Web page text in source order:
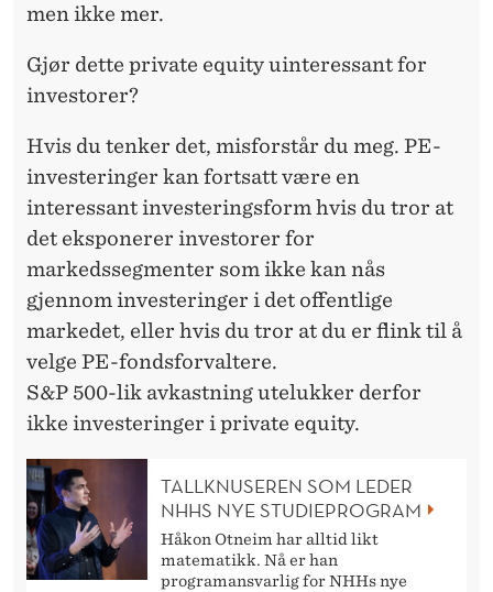
men ikke mer.
Gjør dette private equity uinteressant for
investorer?
Hvis du tenker det, misforstår du meg. PE-
investeringer kan fortsatt være en
interessant investeringsform hvis du tror at
det eksponerer investorer for
markedssegmenter som ikke kan nås
gjennom investeringer i det offentlige
markedet, eller hvis du tror at du er flink til å
velge PE-fondsforvaltere.
S&P 500-lik avkastning utelukker derfor
ikke investeringer i private equity.
TALLKNUSEREN SOM LEDER
NHHS NYE STUDIEPROGRAM
Håkon Otneim har alltid likt
matematikk. Nå er han
programansvarlig for NHHs nye